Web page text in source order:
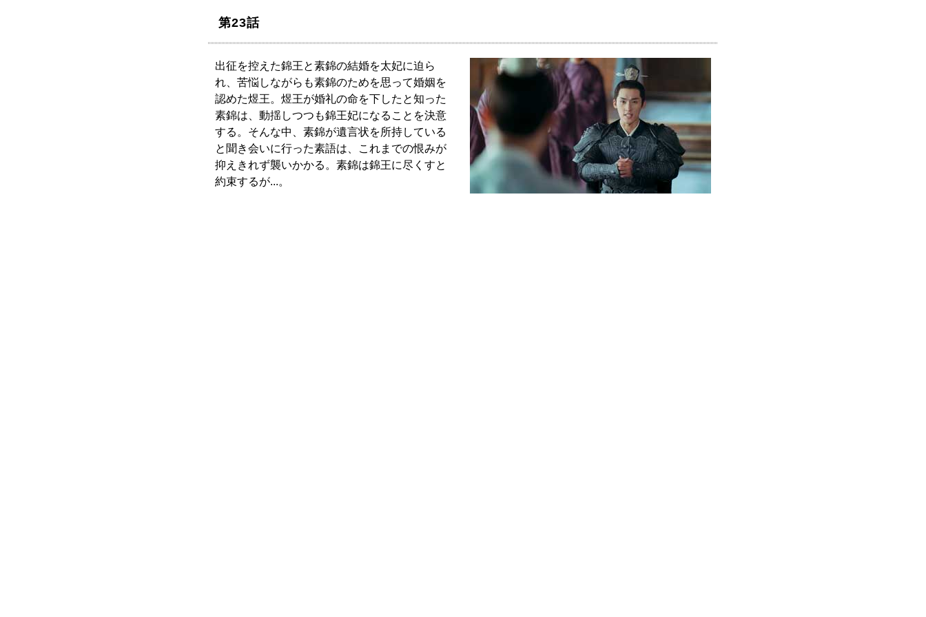
第23話
出征を控えた錦王と素錦の結婚を太妃に迫ら
れ、苦悩しながらも素錦のためを思って婚姻を
認めた煜王。煜王が婚礼の命を下したと知った
素錦は、動揺しつつも錦王妃になることを決意
する。そんな中、素錦が遺言状を所持している
と聞き会いに行った素語は、これまでの恨みが
抑えきれず襲いかかる。素錦は錦王に尽くすと
約束するが...。